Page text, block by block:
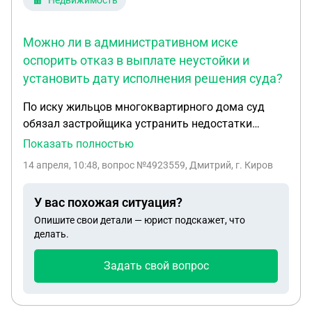
Можно ли в административном иске
оспорить отказ в выплате неустойки и
установить дату исполнения решения суда?
По иску жильцов многоквартирного дома суд
обязал застройщика устранить недостатки
строительства жилого дома. Ввиду длительного
жильцам была установлена выплата судебной
решения суда по день фактического его
исполнения. Исполнительные листы на взыскание
неустойки предъявлены в департамент финансов
является бюджетная организация города. В
фактического исполнения решения суда,
Показать полностью
14 апреля, 10:48, вопрос №4923559, Дмитрий, г. Киров
У вас похожая ситуация?
Опишите свои детали — юрист подскажет, что
делать.
Задать свой вопрос